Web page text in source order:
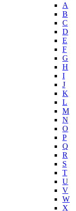
A
B
C
D
E
F
G
H
I
J
K
L
M
N
O
P
Q
R
S
T
U
V
W
X